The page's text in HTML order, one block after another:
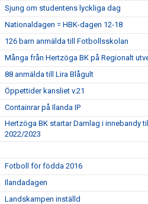
Sjung om studentens lyckliga dag
Nationaldagen = HBK-dagen 12-18
126 barn anmälda till Fotbollsskolan
Många från Hertzöga BK på Regionalt
88 anmälda till Lira Blågult
Öppettider kansliet v.21
Containrar på Ilanda IP
Hertzöga BK startar Damlag i innebandy
2022/2023
Fotboll för födda 2016
Ilandadagen
Landskampen inställd